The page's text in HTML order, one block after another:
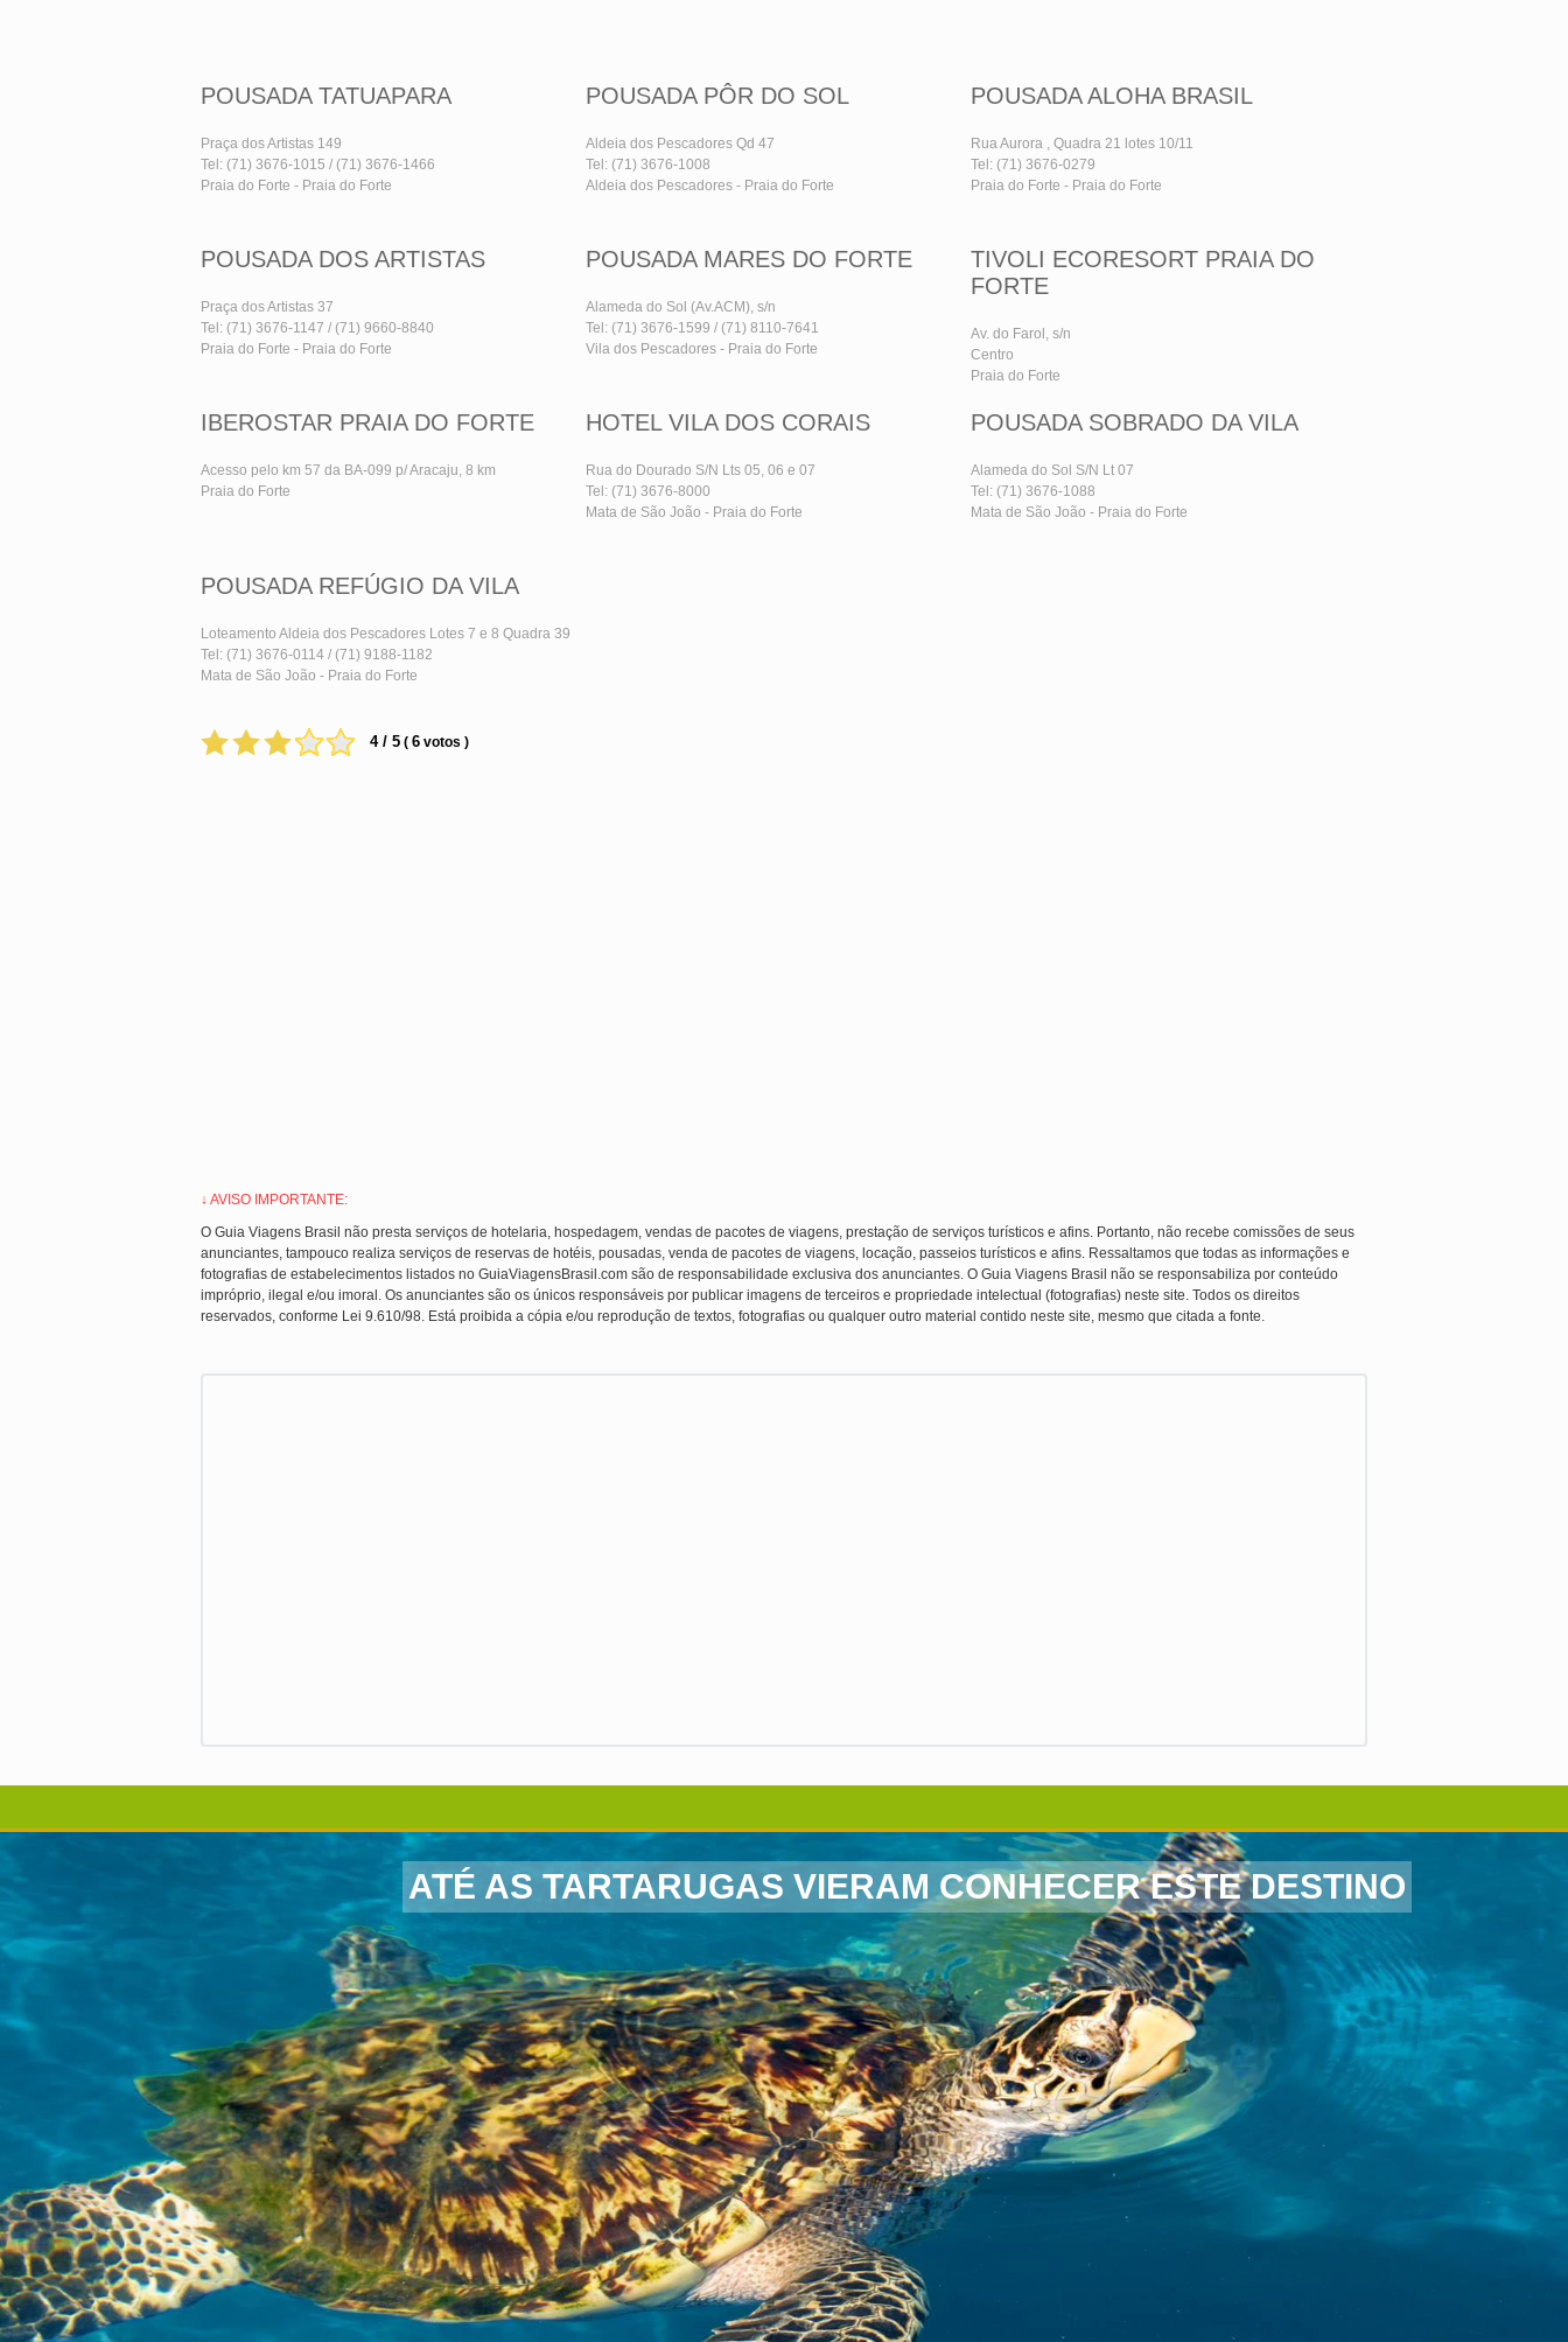
POUSADA TATUAPARA
Praça dos Artistas 149
Tel: (71) 3676-1015 / (71) 3676-1466
Praia do Forte - Praia do Forte
POUSADA PÔR DO SOL
Aldeia dos Pescadores Qd 47
Tel: (71) 3676-1008
Aldeia dos Pescadores - Praia do Forte
POUSADA ALOHA BRASIL
Rua Aurora , Quadra 21 lotes 10/11
Tel: (71) 3676-0279
Praia do Forte - Praia do Forte
POUSADA DOS ARTISTAS
Praça dos Artistas 37
Tel: (71) 3676-1147 / (71) 9660-8840
Praia do Forte - Praia do Forte
POUSADA MARES DO FORTE
Alameda do Sol (Av.ACM), s/n
Tel: (71) 3676-1599 / (71) 8110-7641
Vila dos Pescadores - Praia do Forte
TIVOLI ECORESORT PRAIA DO
FORTE
Av. do Farol, s/n
Centro
Praia do Forte
IBEROSTAR PRAIA DO FORTE
Acesso pelo km 57 da BA-099 p/ Aracaju, 8 km
Praia do Forte
HOTEL VILA DOS CORAIS
Rua do Dourado S/N Lts 05, 06 e 07
Tel: (71) 3676-8000
Mata de São João - Praia do Forte
POUSADA SOBRADO DA VILA
Alameda do Sol S/N Lt 07
Tel: (71) 3676-1088
Mata de São João - Praia do Forte
POUSADA REFÚGIO DA VILA
Loteamento Aldeia dos Pescadores Lotes 7 e 8 Quadra 39
Tel: (71) 3676-0114 / (71) 9188-1182
Mata de São João - Praia do Forte
4 / 5 ( 6 votos )
↓ AVISO IMPORTANTE:
O Guia Viagens Brasil não presta serviços de hotelaria, hospedagem, vendas de pacotes de viagens, prestação de serviços turísticos e afins. Portanto, não recebe comissões de seus
anunciantes, tampouco realiza serviços de reservas de hotéis, pousadas, venda de pacotes de viagens, locação, passeios turísticos e afins. Ressaltamos que todas as informações e
fotografias de estabelecimentos listados no GuiaViagensBrasil.com são de responsabilidade exclusiva dos anunciantes. O Guia Viagens Brasil não se responsabiliza por conteúdo
impróprio, ilegal e/ou imoral. Os anunciantes são os únicos responsáveis por publicar imagens de terceiros e propriedade intelectual (fotografias) neste site. Todos os direitos
reservados, conforme Lei 9.610/98. Está proibida a cópia e/ou reprodução de textos, fotografias ou qualquer outro material contido neste site, mesmo que citada a fonte.
ATÉ AS TARTARUGAS VIERAM CONHECER ESTE DESTINO